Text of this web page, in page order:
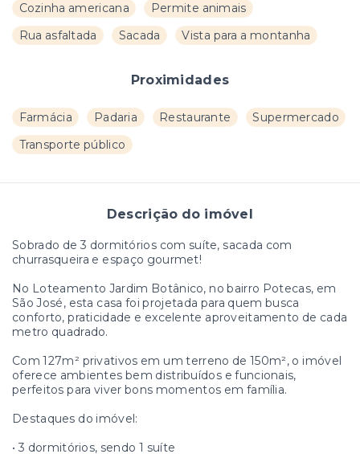
Cozinha americana
Permite animais
Rua asfaltada
Sacada Vista para a montanha
Proximidades
Farmácia Padaria Restaurante
Supermercado
Transporte público
Descrição do imóvel
Sobrado de 3 dormitórios com suíte, sacada com
churrasqueira e espaço gourmet!
No Loteamento Jardim Botânico, no bairro Potecas, em
São José, esta casa foi projetada para quem busca
conforto, praticidade e excelente aproveitamento de cada
metro quadrado.
Com 127m² privativos em um terreno de 150m², o imóvel
oferece ambientes bem distribuídos e funcionais,
perfeitos para viver bons momentos em família.
Destaques do imóvel:
• 3 dormitórios, sendo 1 suíte